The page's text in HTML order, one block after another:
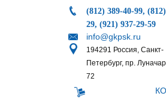
(812) 389-40-99,
29, (921) 937-29-59
info@gkpsk.ru
194291 Россия, Санкт-
Петербург, пр.
72